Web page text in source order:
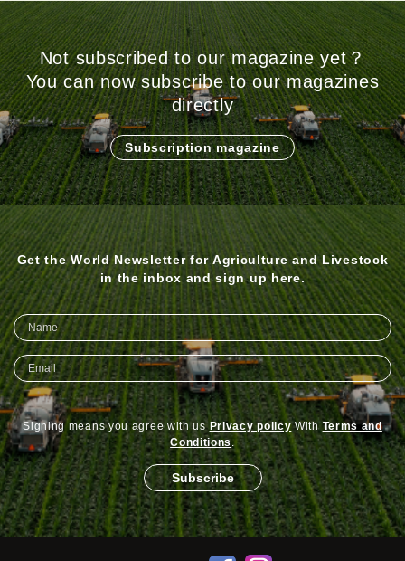
Not subscribed to our magazine yet？
You can now subscribe to our magazines
directly
Subscription magazine
Get the World Newsletter for Agriculture and Livestock
in the inbox and sign up here.
Signing means you agree with us Privacy policyWithTerms and
Conditions.
Subscribe